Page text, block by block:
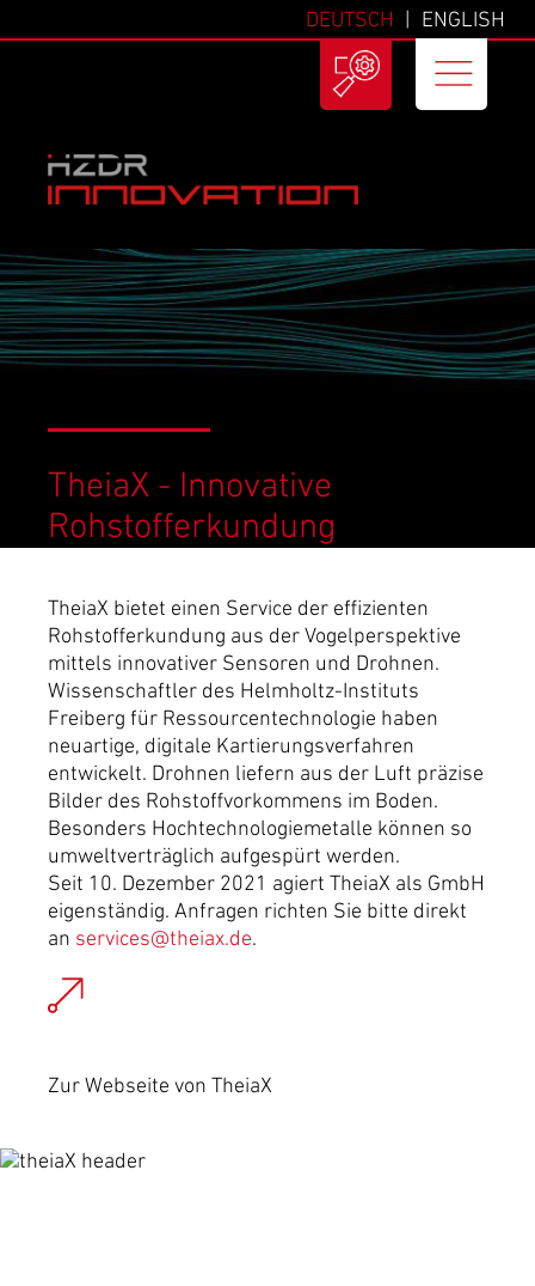
DEUTSCH ENGLISH
TheiaX - Innovative
Rohstofferkundung
TheiaX bietet einen Service der effizienten
Rohstofferkundung aus der Vogelperspektive
mittels innovativer Sensoren und Drohnen.
Wissenschaftler des Helmholtz-Instituts
Freiberg für Ressourcentechnologie haben
neuartige, digitale Kartierungsverfahren
entwickelt. Drohnen liefern aus der Luft präzise
Bilder des Rohstoffvorkommens im Boden.
Besonders Hochtechnologiemetalle können so
umweltverträglich aufgespürt werden.
Seit 10. Dezember 2021 agiert TheiaX als GmbH
eigenständig. Anfragen richten Sie bitte direkt
an services@theiax.de.
Zur Webseite von TheiaX